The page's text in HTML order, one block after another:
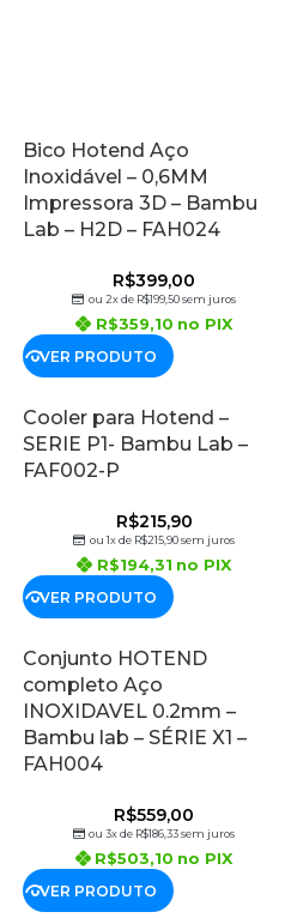
Bico Hotend Aço
Inoxidável – 0,6MM
Impressora 3D – Bambu
Lab – H2D – FAH024
R$399,00
ou 2x de R$199,50sem juros
R$359,10 no PIX
VER PRODUTO
Cooler para Hotend –
SERIE P1- Bambu Lab –
FAF002-P
R$215,90
ou 1x de R$215,90sem juros
R$194,31 no PIX
VER PRODUTO
Conjunto HOTEND
completo Aço
INOXIDAVEL 0.2mm –
Bambu lab – SÉRIE X1 –
FAH004
R$559,00
ou 3x de R$186,33sem juros
R$503,10 no PIX
VER PRODUTO